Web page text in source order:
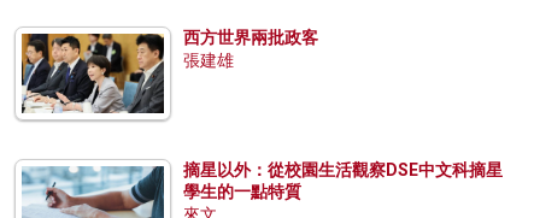
西方世界兩批政客
張建雄
摘星以外：從校園生活觀察DSE中文科摘星
學生的一點特質